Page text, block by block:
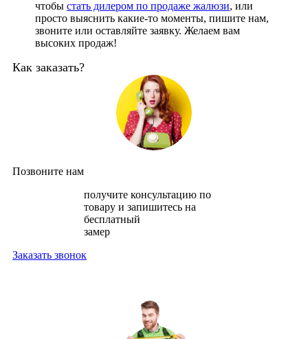
чтобы стать дилером по продаже жалюзи, или
просто выяснить какие-то моменты, пишите нам,
звоните или оставляйте заявку. Желаем вам
высоких продаж!
Как заказать?
Позвоните нам
получите консультацию по
товару и запишитесь на
бесплатный
замер
Заказать звонок